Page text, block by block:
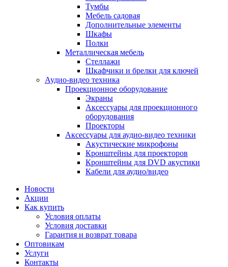
Тумбы
Мебель садовая
Дополнительные элементы
Шкафы
Полки
Металлическая мебель
Стеллажи
Шкафчики и брелки для ключей
Аудио-видео техника
Проекционное оборудование
Экраны
Аксессуары для проекционного
оборудования
Проекторы
Аксессуары для аудио-видео техники
Акустические микрофоны
Кронштейны для проекторов
Кронштейны для DVD акустики
Кабели для аудио/видео
Новости
Акции
Как купить
Условия оплаты
Условия доставки
Гарантия и возврат товара
Оптовикам
Услуги
Контакты